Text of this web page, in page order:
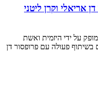
אריאלי וקרן ליטני
על ידי היזמית ואשת
בשיתוף פעולה עם פרופסור דן